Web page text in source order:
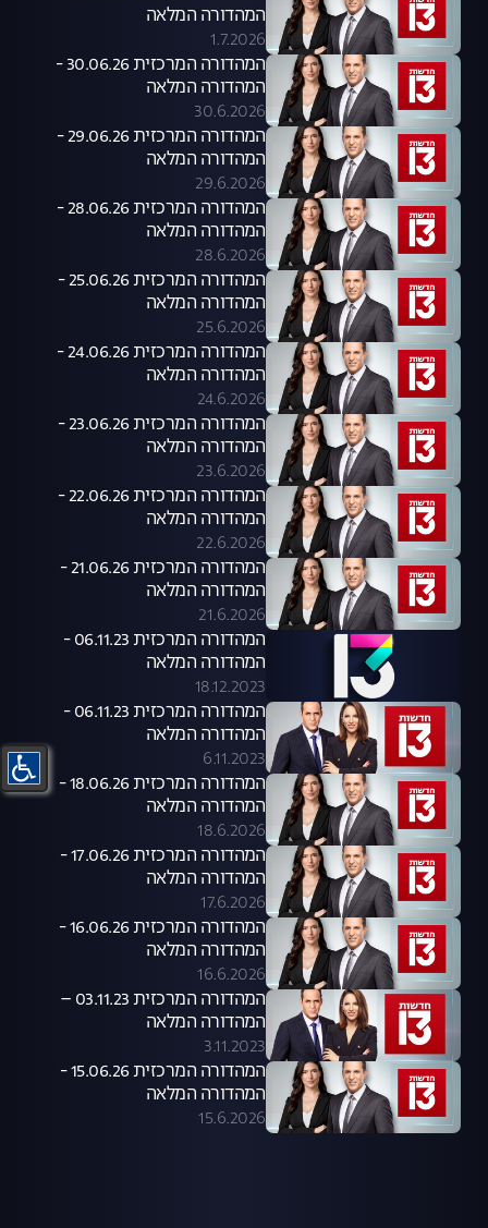
המהדורה המלאה
1.7.2026
המהדורה המרכזית 30.06.26 -
המהדורה המלאה
30.6.2026
המהדורה המרכזית 29.06.26 -
המהדורה המלאה
29.6.2026
המהדורה המרכזית 28.06.26 -
המהדורה המלאה
28.6.2026
המהדורה המרכזית 25.06.26 -
המהדורה המלאה
25.6.2026
המהדורה המרכזית 24.06.26 -
המהדורה המלאה
24.6.2026
המהדורה המרכזית 23.06.26 -
המהדורה המלאה
23.6.2026
המהדורה המרכזית 22.06.26 -
המהדורה המלאה
22.6.2026
המהדורה המרכזית 21.06.26 -
המהדורה המלאה
21.6.2026
המהדורה המרכזית 06.11.23 -
המהדורה המלאה
18.12.2023
המהדורה המרכזית 06.11.23 -
המהדורה המלאה
6.11.2023
המהדורה המרכזית 18.06.26 -
המהדורה המלאה
18.6.2026
המהדורה המרכזית 17.06.26 -
המהדורה המלאה
17.6.2026
המהדורה המרכזית 16.06.26 -
המהדורה המלאה
16.6.2026
המהדורה המרכזית 03.11.23 –
המהדורה המלאה
3.11.2023
המהדורה המרכזית 15.06.26 -
המהדורה המלאה
15.6.2026